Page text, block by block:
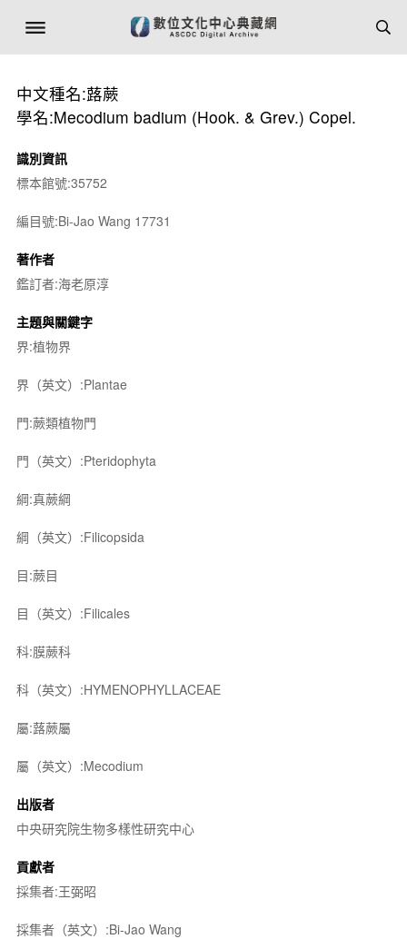
中文種名:蕗蕨
學名:Mecodium badium (Hook. & Grev.) Copel.
識別資訊
標本館號:35752
編目號:Bi-Jao Wang 17731
著作者
鑑訂者:海老原淳
主題與關鍵字
界:植物界
界（英文）:Plantae
門:蕨類植物門
門（英文）:Pteridophyta
綱:真蕨綱
綱（英文）:Filicopsida
目:蕨目
目（英文）:Filicales
科:膜蕨科
科（英文）:HYMENOPHYLLACEAE
屬:蕗蕨屬
屬（英文）:Mecodium
出版者
中央研究院生物多樣性研究中心
貢獻者
採集者:王弼昭
採集者（英文）:Bi-Jao Wang